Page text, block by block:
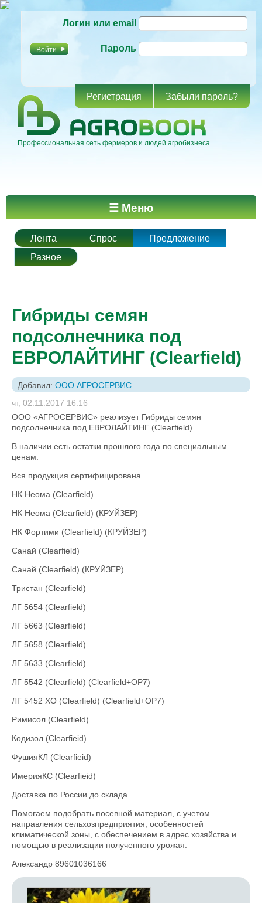
основному
Логин или email
Пароль
Регистрация Забыли пароль?
Профессиональная сеть фермеров и людей агробизнеса
Главное меню ☰ Меню
Лента Спрос
Предложение
Разное
Гибриды семян
подсолнечника под
ЕВРОЛАЙТИНГ (Сlearfield)
Добавил: ООО АГРОСЕРВИС
чт, 02.11.2017 16:16
ООО «АГРОСЕРВИС» реализует Гибриды семян
подсолнечника под ЕВРОЛАЙТИНГ (Сlearfield)
В наличии есть остатки прошлого года по специальным
ценам.
Вся продукция сертифицирована.
НК Неома (Clearfield)
НК Неома (Clearfield) (КРУЙЗЕР)
НК Фортими (Clearfield) (КРУЙЗЕР)
Санай (Clearfield)
Санай (Clearfield) (КРУЙЗЕР)
Тристан (Clearfield)
ЛГ 5654 (Clearfield)
ЛГ 5663 (Clearfield)
ЛГ 5658 (Clearfield)
ЛГ 5633 (Clearfield)
ЛГ 5542 (Clearfield) (Clearfield+ОР7)
ЛГ 5452 ХО (Clearfield) (Clearfield+ОР7)
Римисол (Clearfield)
Кодизол (Clearfieid)
ФушияКЛ (Clearfieid)
ИмерияКС (Clearfieid)
Доставка по России до склада.
Помогаем подобрать посевной материал, с учетом
направления сельхозпредприятия, особенностей
климатической зоны, с обеспечением в адрес хозяйства и
помощью в реализации полученного урожая.
Александр 89601036166